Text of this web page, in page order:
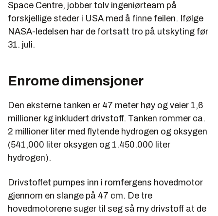
Space Centre, jobber tolv ingeniørteam på
forskjellige steder i USA med å finne feilen. Ifølge
NASA-ledelsen har de fortsatt tro på utskyting før
31. juli.
Enrome dimensjoner
Den eksterne tanken er 47 meter høy og veier 1,6
millioner kg inkludert drivstoff. Tanken rommer ca.
2 millioner liter med flytende hydrogen og oksygen
(541,000 liter oksygen og 1.450.000 liter
hydrogen).
Drivstoffet pumpes inn i romfergens hovedmotor
gjennom en slange på 47 cm. De tre
hovedmotorene suger til seg så my drivstoff at de